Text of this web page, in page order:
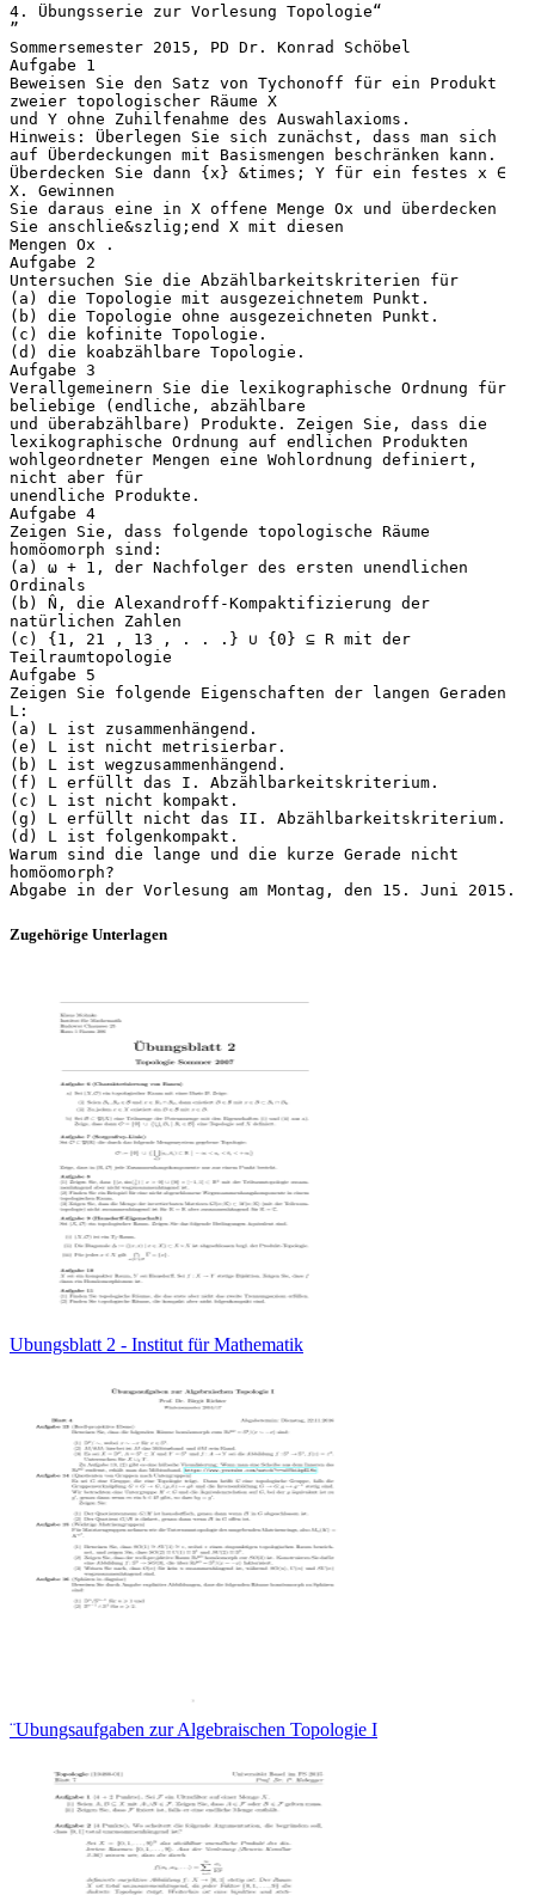
4. Übungsserie zur Vorlesung Topologie“
”
Sommersemester 2015, PD Dr. Konrad Schöbel
Aufgabe 1
Beweisen Sie den Satz von Tychonoff für ein Produkt
zweier topologischer Räume X
und Y ohne Zuhilfenahme des Auswahlaxioms.
Hinweis: Überlegen Sie sich zunächst, dass man sich
auf Überdeckungen mit Basismengen beschränken kann.
Überdecken Sie dann {x} &times; Y für ein festes x ∈
X. Gewinnen
Sie daraus eine in X offene Menge Ox und überdecken
Sie anschlie&szlig;end X mit diesen
Mengen Ox .
Aufgabe 2
Untersuchen Sie die Abzählbarkeitskriterien für
(a) die Topologie mit ausgezeichnetem Punkt.
(b) die Topologie ohne ausgezeichneten Punkt.
(c) die kofinite Topologie.
(d) die koabzählbare Topologie.
Aufgabe 3
Verallgemeinern Sie die lexikographische Ordnung für
beliebige (endliche, abzählbare
und überabzählbare) Produkte. Zeigen Sie, dass die
lexikographische Ordnung auf endlichen Produkten
wohlgeordneter Mengen eine Wohlordnung definiert,
nicht aber für
unendliche Produkte.
Aufgabe 4
Zeigen Sie, dass folgende topologische Räume
homöomorph sind:
(a) ω + 1, der Nachfolger des ersten unendlichen
Ordinals
(b) N̂, die Alexandroff-Kompaktifizierung der
natürlichen Zahlen
(c) {1, 21 , 13 , . . .} ∪ {0} ⊆ R mit der
Teilraumtopologie
Aufgabe 5
Zeigen Sie folgende Eigenschaften der langen Geraden
L:
(a) L ist zusammenhängend.
(e) L ist nicht metrisierbar.
(b) L ist wegzusammenhängend.
(f) L erfüllt das I. Abzählbarkeitskriterium.
(c) L ist nicht kompakt.
(g) L erfüllt nicht das II. Abzählbarkeitskriterium.
(d) L ist folgenkompakt.
Warum sind die lange und die kurze Gerade nicht
homöomorph?
Zugehörige Unterlagen
Ubungsblatt 2 - Institut für Mathematik
¨Ubungsaufgaben zur Algebraischen Topologie I